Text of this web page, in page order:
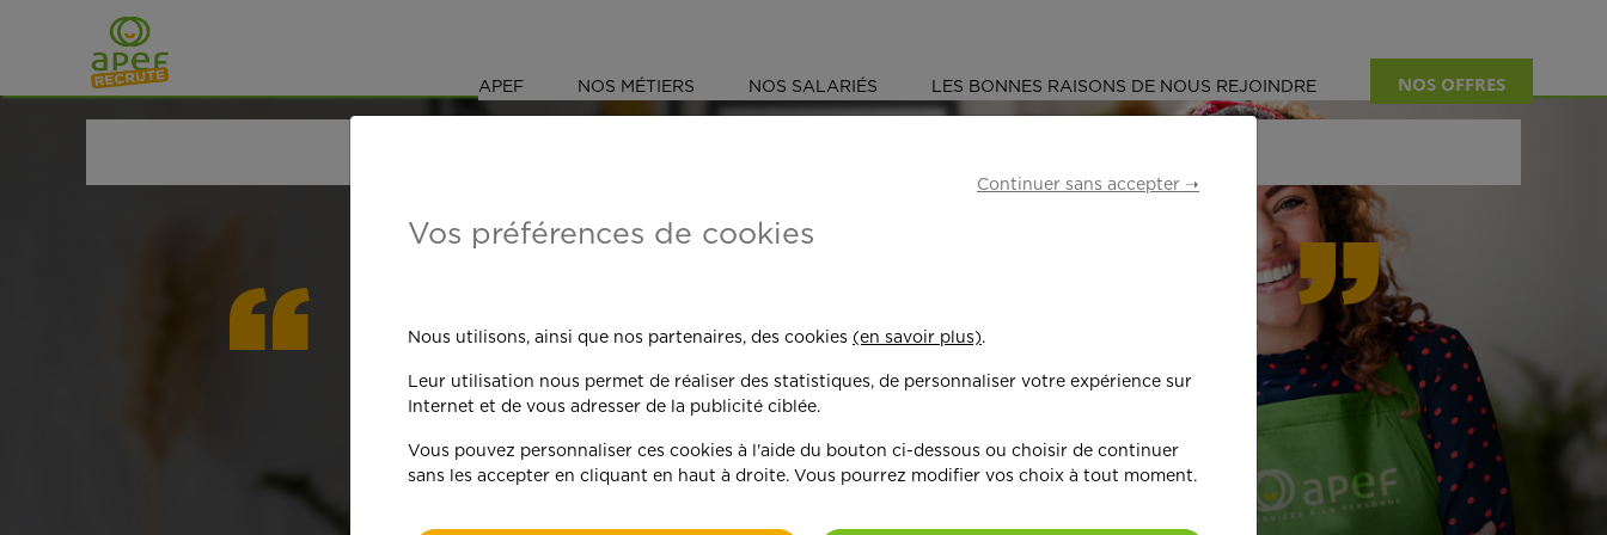
Navigation
Saut au contenu
APEF NOS MÉTIERS NOS SALARIÉS LES BONNES RAISONS DE NOUS REJOINDRE NOS OFFRES
On est toujours plus performant
quand on y met du cœur !
Continuer sans accepter ➝
Vos préférences de cookies
Nous utilisons, ainsi que nos partenaires, des cookies (en savoir plus).
Leur utilisation nous permet de réaliser des statistiques, de personnaliser votre expérience sur
Internet et de vous adresser de la publicité ciblée.
Vous pouvez personnaliser ces cookies à l'aide du bouton ci-dessous ou choisir de continuer
sans les accepter en cliquant en haut à droite. Vous pourrez modifier vos choix à tout moment.